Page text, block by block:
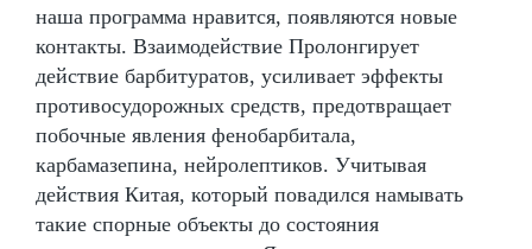
наша программа нравится, появляются новые
контакты. Взаимодействие Пролонгирует
действие барбитуратов, усиливает эффекты
противосудорожных средств, предотвращает
побочные явления фенобарбитала,
карбамазепина, нейролептиков. Учитывая
действия Китая, который повадился намывать
такие спорные объекты до состояния